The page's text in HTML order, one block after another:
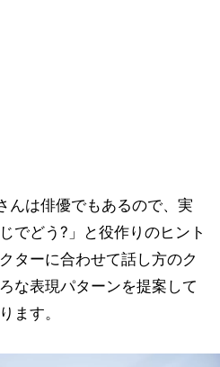
んは俳優でもあるので、実
でどう?」と役作りのヒント
ターに合わせて話し方のク
な表現パターンを提案して
ます。